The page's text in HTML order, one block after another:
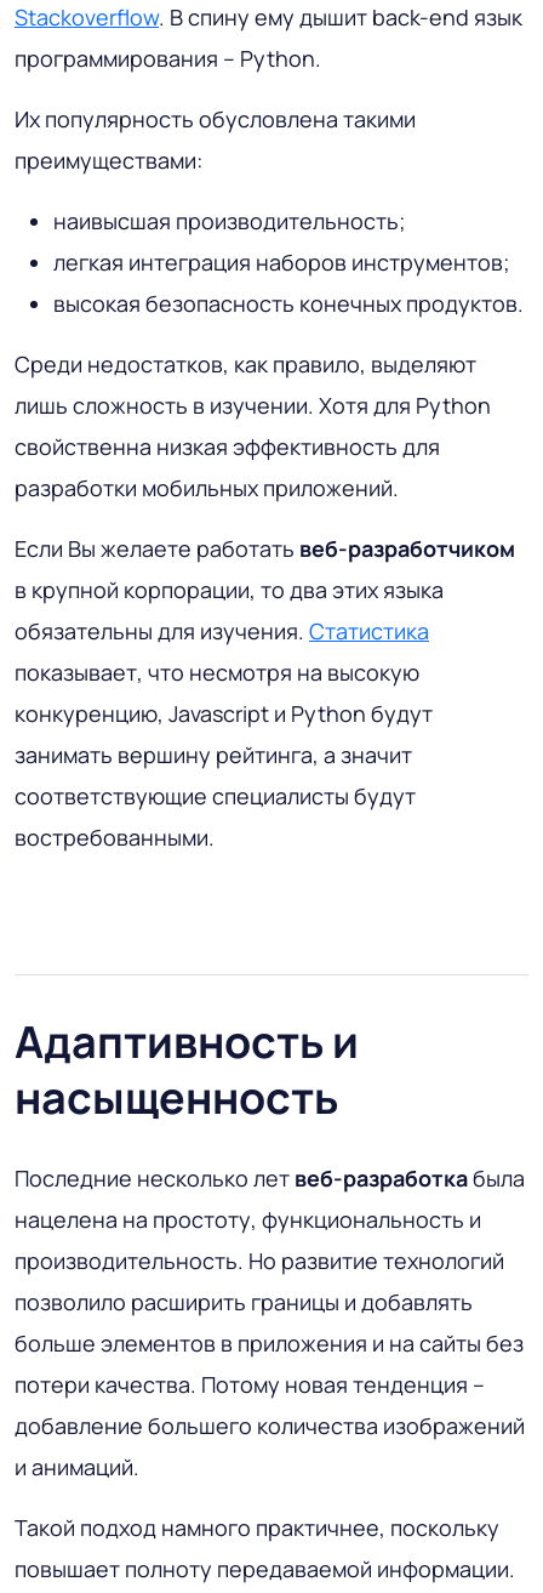
Stackoverflow. В спину ему дышит back-end язык
программирования – Python.
Их популярность обусловлена такими
преимуществами:
наивысшая производительность;
легкая интеграция наборов инструментов;
высокая безопасность конечных продуктов.
Среди недостатков, как правило, выделяют
лишь сложность в изучении. Хотя для Python
свойственна низкая эффективность для
разработки мобильных приложений.
Если Вы желаете работать веб-разработчиком
в крупной корпорации, то два этих языка
обязательны для изучения. Статистика
показывает, что несмотря на высокую
конкуренцию, Javascript и Python будут
занимать вершину рейтинга, а значит
соответствующие специалисты будут
востребованными.
Адаптивность и
насыщенность
Последние несколько лет веб-разработкабыла
нацелена на простоту, функциональность и
производительность. Но развитие технологий
позволило расширить границы и добавлять
больше элементов в приложения и на сайты без
потери качества. Потому новая тенденция –
добавление большего количества изображений
и анимаций.
Такой подход намного практичнее, поскольку
повышает полноту передаваемой информации.